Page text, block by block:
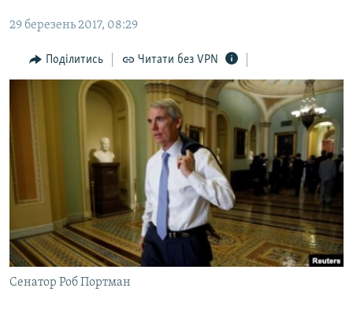
Перейти
пошуку
ПОГЛЯД
ІНТЕРВ'Ю
ВСЕ ЗА ДЕНЬ
СПЕЦПРОЕКТИ
ВІДЕОУРОКИ «ELIFBE»
СВІДЧЕННЯ ОКУПАЦІЇ
УКРАЇНСЬКА ПРОБЛЕМА КРИМУ
ІНФОГРАФІКА
ЯК ОБІЙТИ БЛОКУВАННЯ
Русский
Qırımtatar
ДОЛУЧАЙСЯ!
29 березень 2017, 08:29
Поділитись Читати без VPN
Сенатор Роб Портман